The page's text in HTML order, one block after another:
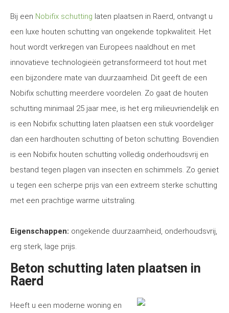
Bij een Nobifix schutting laten plaatsen in Raerd, ontvangt u
een luxe houten schutting van ongekende topkwaliteit. Het
hout wordt verkregen van Europees naaldhout en met
innovatieve technologieën getransformeerd tot hout met
een bijzondere mate van duurzaamheid. Dit geeft de een
Nobifix schutting meerdere voordelen. Zo gaat de houten
schutting minimaal 25 jaar mee, is het erg milieuvriendelijk en
is een Nobifix schutting laten plaatsen een stuk voordeliger
dan een hardhouten schutting of beton schutting. Bovendien
is een Nobifix houten schutting volledig onderhoudsvrij en
bestand tegen plagen van insecten en schimmels. Zo geniet
u tegen een scherpe prijs van een extreem sterke schutting
met een prachtige warme uitstraling.
Eigenschappen: ongekende duurzaamheid, onderhoudsvrij,
erg sterk, lage prijs.
Beton schutting laten plaatsen in
Raerd
Heeft u een moderne woning en